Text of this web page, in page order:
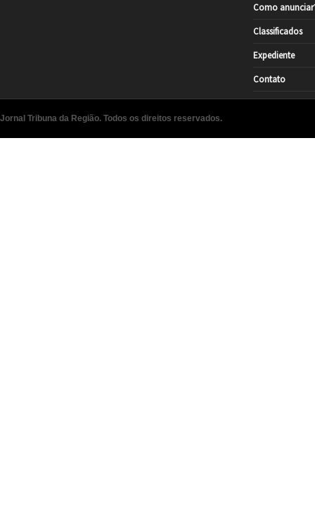
Como
Classificados
Expediente
Contato
Jornal Tribuna da Região. Todos os direitos reservados.